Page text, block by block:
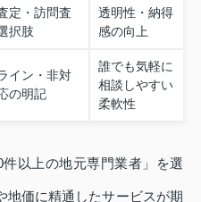
定・訪問査
択肢
透明性・納得
感の向上
イン・非対
の明記
誰でも気軽に
相談しやすい
柔軟性
以上の地元専門業者」を選
地価に精通したサービスが期